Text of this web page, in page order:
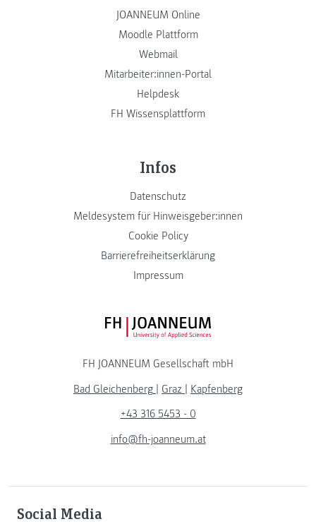
JOANNEUM Online
Moodle Plattform
Webmail
Mitarbeiter:innen-Portal
Helpdesk
FH Wissensplattform
Infos
Datenschutz
Meldesystem für Hinweisgeber:innen
Cookie Policy
Barrierefreiheitserklärung
Impressum
FH JOANNEUM Logo
FH JOANNEUM Gesellschaft mbH
Bad Gleichenberg | Graz | Kapfenberg
+43 316 5453 - 0
info@fh-joanneum.at
Social Media